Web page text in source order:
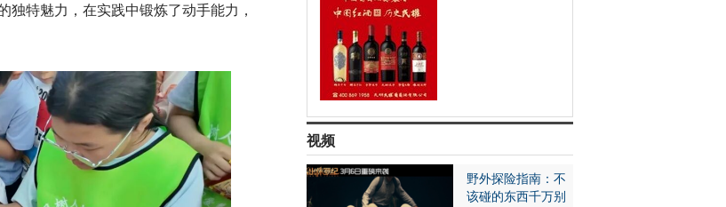
特魅力，在实践中锻炼了动手能力，
视频
野外探险指南：不
该碰的东西千万别